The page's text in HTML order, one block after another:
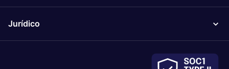
Jurídico